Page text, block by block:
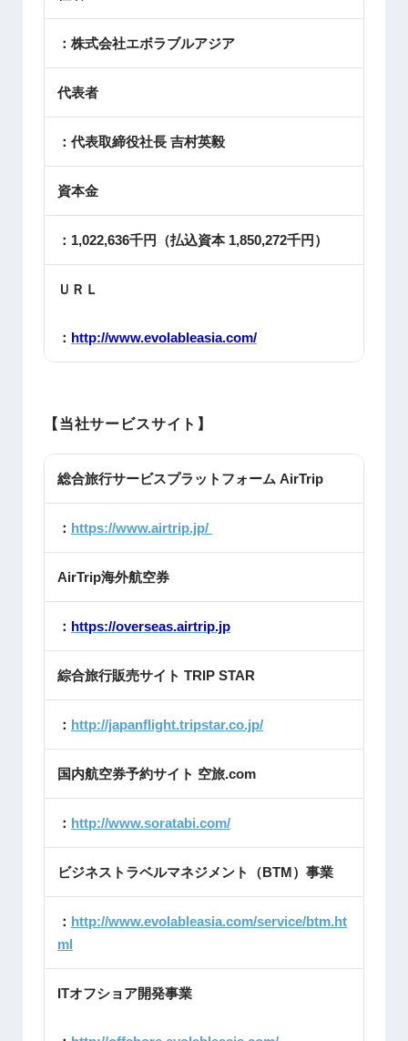
：株式会社エボラブルアジア
代表者
：代表取締役社長 吉村英毅
資本金
：1,022,636千円（払込資本 1,850,272千円）
ＵＲＬ
： http://www.evolableasia.com/
【当社サービスサイト】
総合旅行サービスプラットフォーム AirTrip
： https://www.airtrip.jp/
AirTrip海外航空券
： https://overseas.airtrip.jp
綜合旅行販売サイト TRIP STAR
： http://japanflight.tripstar.co.jp/
国内航空券予約サイト 空旅.com
： http://www.soratabi.com/
ビジネストラベルマネジメント（BTM）事業
： http://www.evolableasia.com/service/btm.ht
ml
ITオフショア開発事業